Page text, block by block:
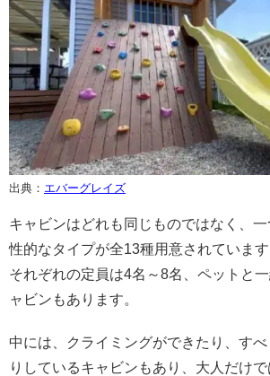
出典： エバーグレイズ
キャビンはどれも同じものではなく、
性的なタイプが全13種用意されています
それぞれの定員は4名～8名、ペットと
ャビンもあります。
中には、クライミングができたり、す
りしているキャビンもあり、大人だけ